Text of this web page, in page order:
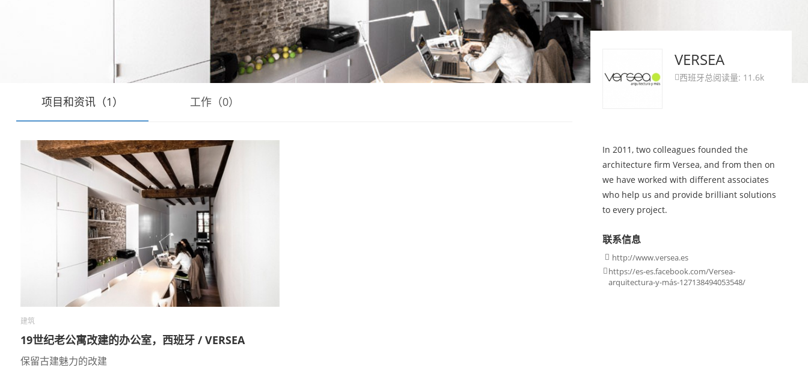
项目和资讯（1） 工作（0）
建筑
19世纪老公寓改建的办公室，西班牙 / VERSEA
保留古建魅力的改建
VERSEA
 西班牙总阅读量: 11.6k
In 2011, two colleagues founded the
architecture firm Versea, and from then on
we have worked with different associates
who help us and provide brilliant solutions
to every project.
联系信息
 http://www.versea.es
 https://es-es.facebook.com/Versea-
arquitectura-y-más-127138494053548/